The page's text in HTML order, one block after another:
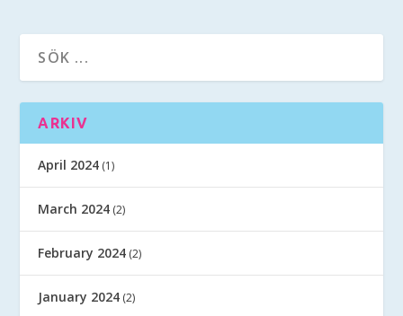
ARKIV
April 2024 (1)
March 2024 (2)
February 2024 (2)
January 2024 (2)